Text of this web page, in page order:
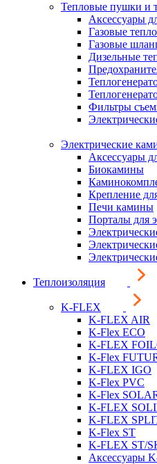
Тепловые пушки и
Аксессуары
Газовые
Газовые
Дизельные
Фильтры
Электрические
Аксессуары
Биокамины
Крепление
Печи камины
Порталы для
Теплоизоляция
K-FLEX
K-FLEX AIR
K-Flex ECO
K-FLEX
K-Flex
K-FLEX IGO
K-Flex PVC
K-Flex
K-FLEX
K-FLEX
K-Flex ST
K-FLEX ST/
Аксессуары